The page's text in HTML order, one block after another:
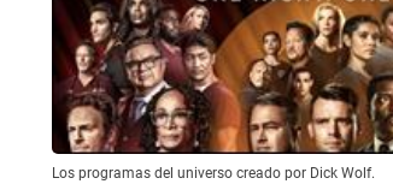
Los programas del universo creado por Dick Wolf.